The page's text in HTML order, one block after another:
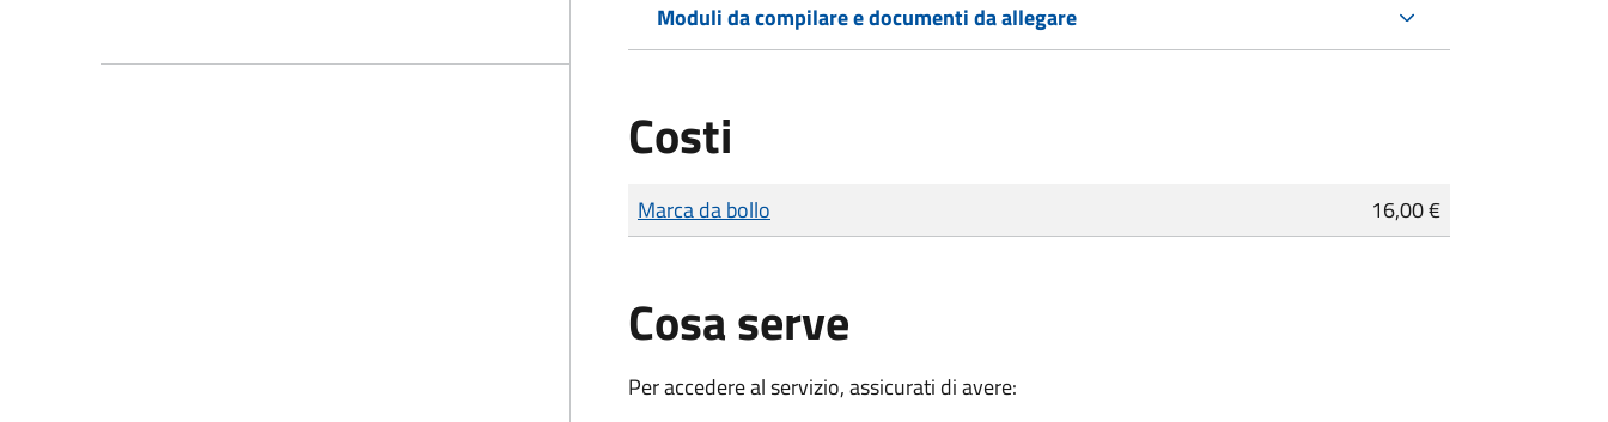
Moduli da compilare e documenti da allegare
Costi
Tipo di pagamento
Importo
Marca da bollo 16,00 €
Cosa serve
Per accedere al servizio, assicurati di avere: